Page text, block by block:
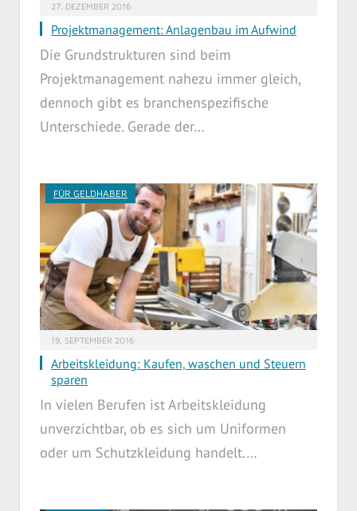
27. DEZEMBER 2016
Projektmanagement: Anlagenbau im Aufwind
Die Grundstrukturen sind beim
Projektmanagement nahezu immer gleich,
dennoch gibt es branchenspezifische
Unterschiede. Gerade der…
FÜR GELDHABER
19. SEPTEMBER 2016
Arbeitskleidung: Kaufen, waschen und Steuern
sparen
In vielen Berufen ist Arbeitskleidung
unverzichtbar, ob es sich um Uniformen
oder um Schutzkleidung handelt.…